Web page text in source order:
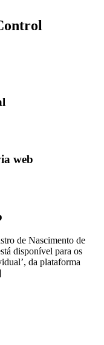
web
de Nascimento de
disponível para os
da plataforma